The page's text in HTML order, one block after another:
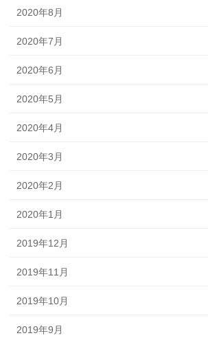
2020年8月
2020年7月
2020年6月
2020年5月
2020年4月
2020年3月
2020年2月
2020年1月
2019年12月
2019年11月
2019年10月
2019年9月